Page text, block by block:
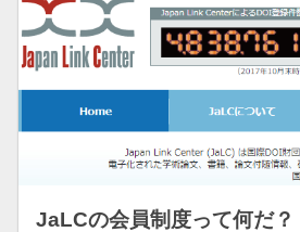
JaLCの会員制度って何だ？